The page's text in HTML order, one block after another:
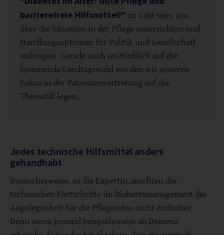
barrierefreie Hilfsmittel!" zu Gast sein, uns
über die Situation in der Pflege unterrichten und
Handlungsoptionen für Politik und Gesellschaft
aufzeigen. Gerade auch im Hinblick auf die
kommende Landtagswahl werden wir unseren
Fokus in der Patientenvertretung auf die
Thematik legen.
Jedes technische Hilfsmittel anders
gehandhabt
Ironischerweise, so die Expertin, machten die
technischen Fortschritte im Diabetesmanagement die
Angelegenheit für die Pflegenden nicht einfacher.
Denn wenn jemand beispielsweise an Demenz